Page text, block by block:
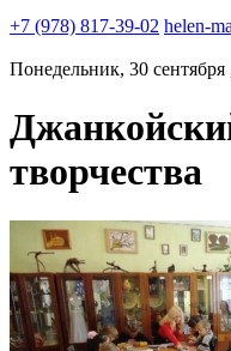
+7 (978) 817-39-02 helen-
Понедельник, 30 сентября
творчества